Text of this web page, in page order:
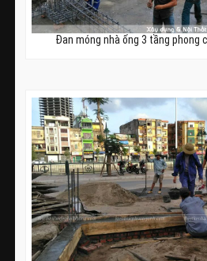
Đan móng nhà ống 3 tầng phong